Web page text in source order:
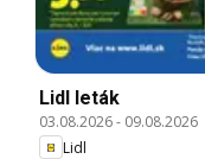
Lidl leták
03.08.2026- 09.08.2026
Lidl